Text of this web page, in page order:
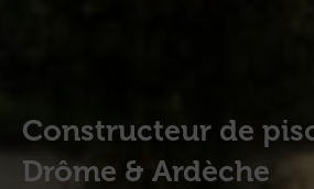
Constructeur de
Drôme & Ardèche